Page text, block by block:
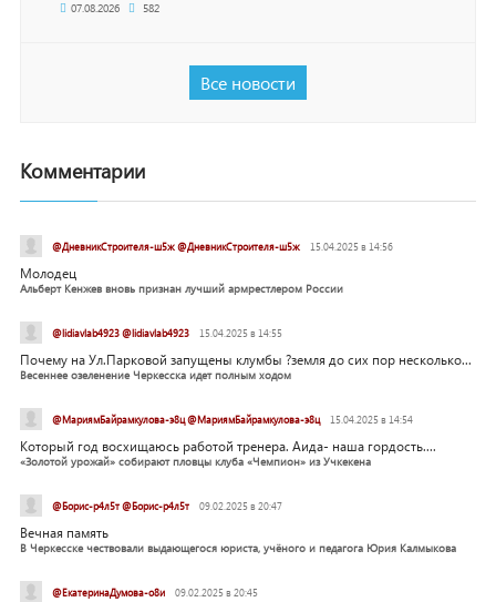
07.08.2026 582
Все новости
Комментарии
@ДневникСтроителя-ш5ж @ДневникСтроителя-ш5ж 15.04.2025 в 14:56
Молодец
Альберт Кенжев вновь признан лучший армрестлером России
@lidiavlab4923 @lidiavlab4923 15.04.2025 в 14:55
Почему на Ул.Парковой запущены клумбы ?земля до сих пор несколько...
Весеннее озеленение Черкесска идет полным ходом
@МариямБайрамкулова-э8ц @МариямБайрамкулова-э8ц 15.04.2025 в 14:54
Который год восхищаюсь работой тренера. Аида- наша гордость....
«Золотой урожай» собирают пловцы клуба «Чемпион» из Учкекена
@Борис-р4л5т @Борис-р4л5т 09.02.2025 в 20:47
Вечная память
В Черкесске чествовали выдающегося юриста, учёного и педагога Юрия Калмыкова
@ЕкатеринаДумова-о8и 09.02.2025 в 20:45